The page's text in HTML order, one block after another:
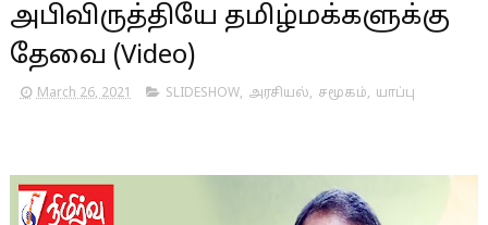
அபிவிருத்தியே தமிழ்மக்களுக்கு
தேவை (Video)
March 26, 2021 SLIDESHOW, அரசியல், சமூகம், யாப்பு